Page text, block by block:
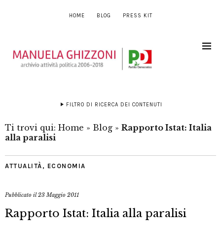
HOME BLOG PRESS KIT
FILTRO DI RICERCA DEI CONTENUTI
Ti trovi qui: Home » Blog » Rapporto Istat: Italia
alla paralisi
ATTUALITÀ , ECONOMIA
Pubblicato il23 Maggio 2011
Rapporto Istat: Italia alla paralisi